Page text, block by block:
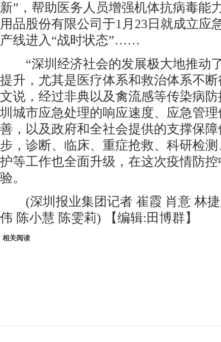
新”，帮助医务人员增强机体抗病毒能
用品股份有限公司于1月23日就成立应
产线进入“战时状态”……
“深圳经济社会的发展极大地推动
提升，尤其是医疗体系和救治体系不
文说，经过非典以及禽流感等传染病
圳城市应急处理的响应速度、应急管
善，以及政府和全社会提供的支撑保
步，诊断、临床、重症抢救、科研检
护等工作也全面升级，在这次疫情防
验。
(深圳报业集团记者 崔霞 肖意 林捷
伟 陈小慧 陈雯莉)
【编辑:田博群】
相关阅读